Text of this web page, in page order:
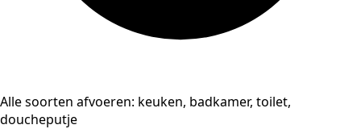
Alle soorten afvoeren: keuken, badkamer, toilet,
doucheputje